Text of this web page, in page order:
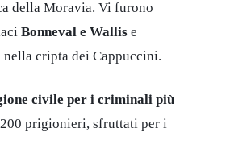
della Moravia. Vi furono
Bonneval e Wallis e
cripta dei Cappuccini.
civile per i criminali più
prigionieri, sfruttati per i